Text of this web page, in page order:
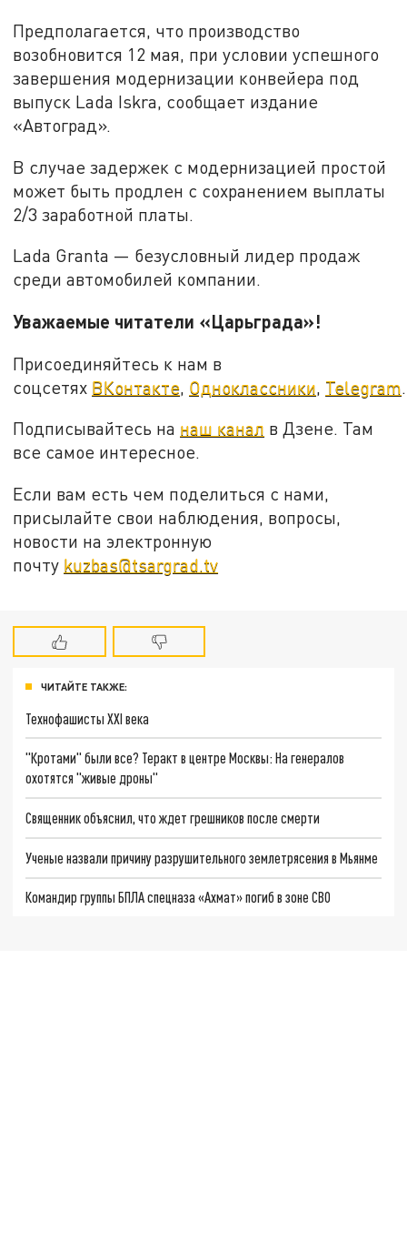
Предполагается, что производство
возобновится 12 мая, при условии успешного
завершения модернизации конвейера под
выпуск Lada Iskra, сообщает издание
«Автоград».
В случае задержек с модернизацией простой
может быть продлен с сохранением выплаты
2/3 заработной платы.
Lada Granta — безусловный лидер продаж
среди автомобилей компании.
Уважаемые читатели «Царьграда»!
Присоединяйтесь к нам в
соцсетях ВКонтакте Одноклассники Telegram
Подписывайтесь на наш канал в Дзене. Там
все самое интересное.
Если вам есть чем поделиться с нами,
присылайте свои наблюдения, вопросы,
новости на электронную
почту kuzbas@tsargrad.tv
ЧИТАЙТЕ ТАКЖЕ:
Технофашисты XXI века
"Кротами" были все? Теракт в центре Москвы: На генералов
охотятся "живые дроны"
Священник объяснил, что ждет грешников после смерти
Ученые назвали причину разрушительного землетрясения в Мьянме
Командир группы БПЛА спецназа «Ахмат» погиб в зоне СВО